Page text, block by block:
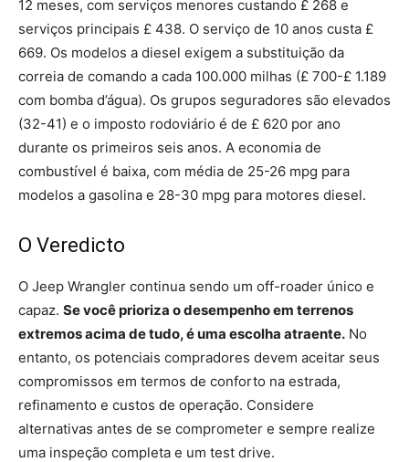
12 meses, com serviços menores custando £ 268 e
serviços principais £ 438. O serviço de 10 anos custa £
669. Os modelos a diesel exigem a substituição da
correia de comando a cada 100.000 milhas (£ 700-£ 1.189
com bomba d’água). Os grupos seguradores são elevados
(32-41) e o imposto rodoviário é de £ 620 por ano
durante os primeiros seis anos. A economia de
combustível é baixa, com média de 25-26 mpg para
modelos a gasolina e 28-30 mpg para motores diesel.
O Veredicto
O Jeep Wrangler continua sendo um off-roader único e
capaz. Se você prioriza o desempenho em terrenos
extremos acima de tudo, é uma escolha atraente. No
entanto, os potenciais compradores devem aceitar seus
compromissos em termos de conforto na estrada,
refinamento e custos de operação. Considere
alternativas antes de se comprometer e sempre realize
uma inspeção completa e um test drive.